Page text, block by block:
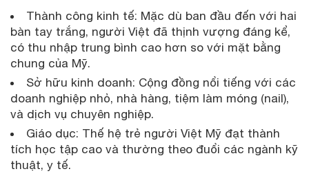
Thành công kinh tế: Mặc dù ban đầu đến với hai
bàn tay trắng, người Việt đã thịnh vượng đáng kể,
có thu nhập trung bình cao hơn so với mặt bằng
chung của Mỹ.
Sở hữu kinh doanh: Cộng đồng nổi tiếng với các
doanh nghiệp nhỏ, nhà hàng, tiệm làm móng (nail),
và dịch vụ chuyên nghiệp.
Giáo dục: Thế hệ trẻ người Việt Mỹ đạt thành
tích học tập cao và thường theo đuổi các ngành kỹ
thuật, y tế.